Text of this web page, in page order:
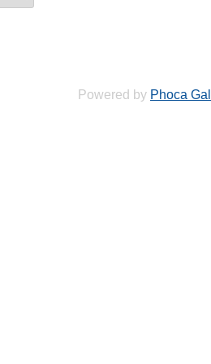
Powered by Phoca